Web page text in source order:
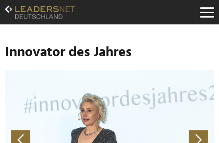
Zum
Inhalt
Zur
Navigation
ZurInnovator des Jahres